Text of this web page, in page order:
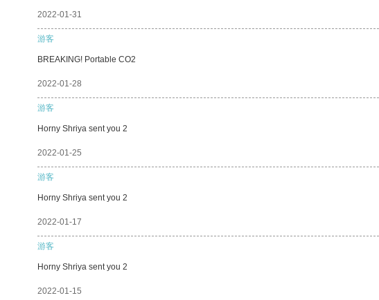
2022-01-31
游客
BREAKING! Portable CO2
2022-01-28
游客
Horny Shriya sent you 2
2022-01-25
游客
Horny Shriya sent you 2
2022-01-17
游客
Horny Shriya sent you 2
2022-01-15